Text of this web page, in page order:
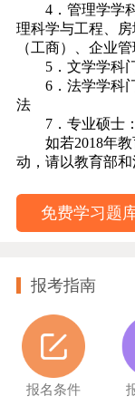
4．管理学学科
理科学与工程、
（工商）、企业
5．文学学科门
6．法学学科门
法
7．专业硕士：
如若2018年教
动，请以教育部和
免费学习题
报考指南
报名条件